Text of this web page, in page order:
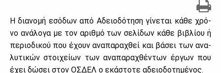
Η δια­νο­μή εσό­δων από Αδειο­δό­τη­ση γί­νε­ται κά­θε χρό­
νο ανά­λο­γα με τον αριθ­μό των σε­λί­δων κά­θε βι­βλί­ου ή
πε­ριο­δι­κού που έχουν ανα­πα­ρα­χθεί και βά­σει των ανα­
λυ­τι­κών στοι­χεί­ων των ανα­πα­ρα­χθέ­ντων έρ­γων που
έχει δώ­σει στον ΟΣ­ΔΕΛ ο εκά­στο­τε αδειο­δο­τη­μέ­νος.